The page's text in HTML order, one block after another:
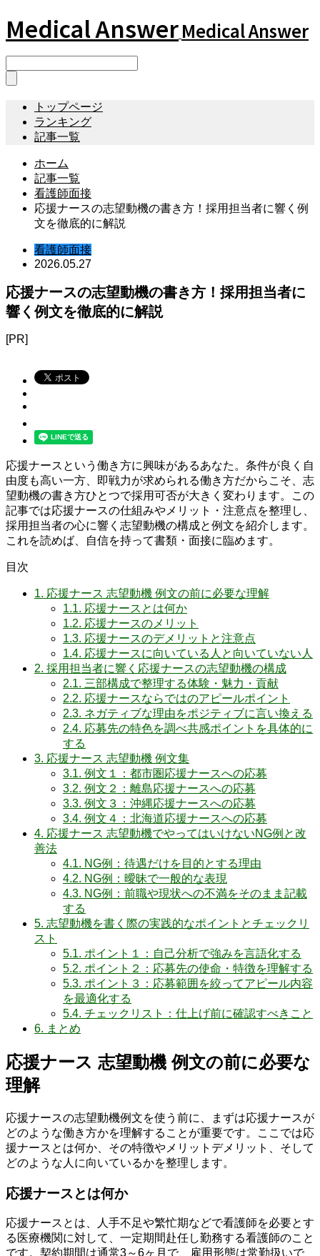
Medical AnswerMedical Answer
トップページ
ランキング
記事一覧
ホーム
記事一覧
看護師面接
応援ナースの志望動機の書き方！採用担当者に響く例
文を徹底的に解説
看護師面接
2026.05.27
応援ナースの志望動機の書き方！採用担当者に
響く例文を徹底的に解説
[PR]
応援ナースという働き方に興味があるあなた。条件が良く自
由度も高い一方、即戦力が求められる働き方だからこそ、志
望動機の書き方ひとつで採用可否が大きく変わります。この
記事では応援ナースの仕組みやメリット・注意点を整理し、
採用担当者の心に響く志望動機の構成と例文を紹介します。
これを読めば、自信を持って書類・面接に臨めます。
目次
1. 応援ナース 志望動機 例文の前に必要な理解
1.1. 応援ナースとは何か
1.2. 応援ナースのメリット
1.3. 応援ナースのデメリットと注意点
1.4. 応援ナースに向いている人と向いていない人
2. 採用担当者に響く応援ナースの志望動機の構成
2.1. 三部構成で整理する体験・魅力・貢献
2.2. 応援ナースならではのアピールポイント
2.3. ネガティブな理由をポジティブに言い換える
2.4. 応募先の特色を調べ共感ポイントを具体的に
する
3. 応援ナース 志望動機 例文集
3.1. 例文１：都市圏応援ナースへの応募
3.2. 例文２：離島応援ナースへの応募
3.3. 例文３：沖縄応援ナースへの応募
3.4. 例文４：北海道応援ナースへの応募
4. 応援ナース 志望動機でやってはいけないNG例と改
善法
4.1. NG例：待遇だけを目的とする理由
4.2. NG例：曖昧で一般的な表現
4.3. NG例：前職や現状への不満をそのまま記載
する
5. 志望動機を書く際の実践的なポイントとチェックリ
スト
5.1. ポイント１：自己分析で強みを言語化する
5.2. ポイント２：応募先の使命・特徴を理解する
5.3. ポイント３：応募範囲を絞ってアピール内容
を最適化する
5.4. チェックリスト：仕上げ前に確認すべきこと
6. まとめ
応援ナース 志望動機 例文の前に必要な
理解
応援ナースの志望動機例文を使う前に、まずは応援ナースが
どのような働き方かを理解することが重要です。ここでは応
援ナースとは何か、その特徴やメリットデメリット、そして
どのような人に向いているかを整理します。
応援ナースとは何か
応援ナースとは、人手不足や繁忙期などで看護師を必要とす
る医療機関に対して、一定期間赴任し勤務する看護師のこと
です。契約期間は通常3～6ヶ月で、雇用形態は常勤扱いで